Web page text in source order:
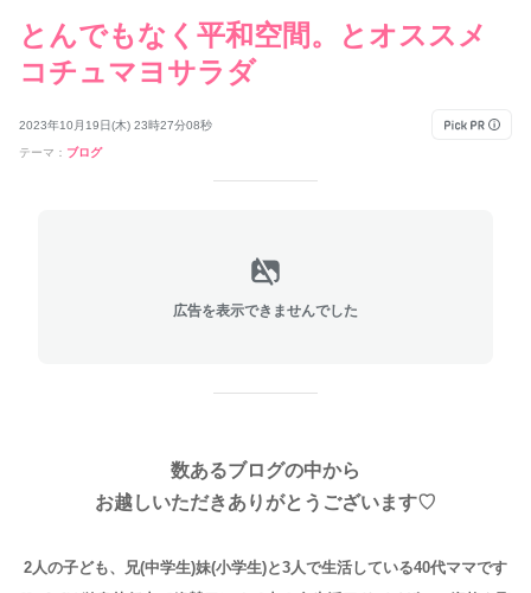
とんでもなく平和空間。とオススメ
コチュマヨサラダ
2023年10月19日(木) 23時27分08秒
テーマ： ブログ
広告を表示できませんでした
数あるブログの中から
お越しいただきありがとうございます♡
2人の子ども、兄(中学生)妹(小学生)と3人で生活している40代ママです